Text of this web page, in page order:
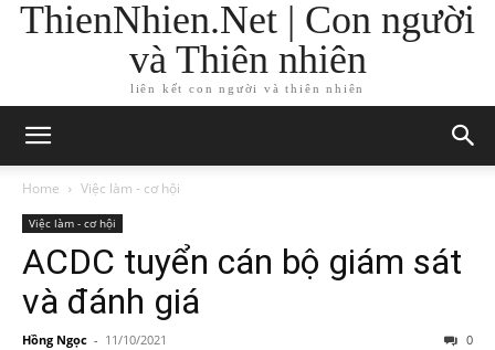
ThienNhien.Net | Con người
và Thiên nhiên
liên kết con người và thiên nhiên
Home Việc làm - cơ hội
Việc làm - cơ hội
ACDC tuyển cán bộ giám sát
và đánh giá
Hồng Ngọc - 11/10/2021 0